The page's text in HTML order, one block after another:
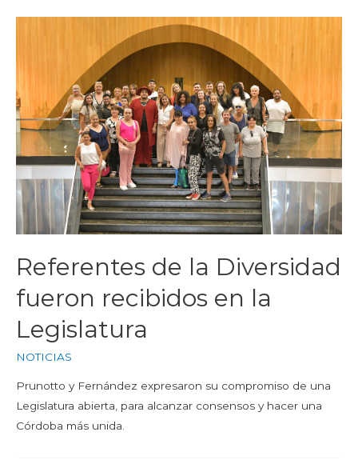
Referentes de la Diversidad
fueron recibidos en la
Legislatura
NOTICIAS
Prunotto y Fernández expresaron su compromiso de una
Legislatura abierta, para alcanzar consensos y hacer una
Córdoba más unida.